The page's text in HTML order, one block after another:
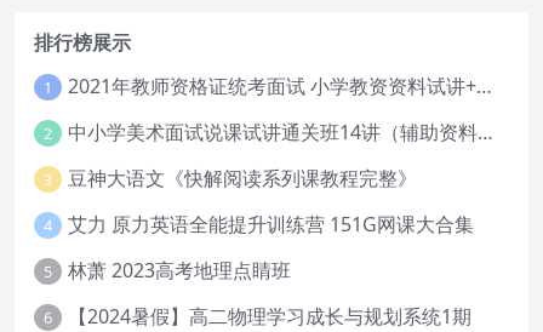
排行榜展示
1 2021年教师资格证统考面试 小学教资资料试讲+答辩
2 中小学美术面试说课试讲通关班14讲（辅助资料第一套）
3 豆神大语文《快解阅读系列课教程完整》
4 艾力 原力英语全能提升训练营 151G网课大合集
5 林萧 2023高考地理点睛班
6 【2024暑假】高二物理学习成长与规划系统1期